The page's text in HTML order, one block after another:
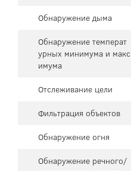
Обнаружение дыма
Обнаружение температ
урных минимума и макс
имума
Отслеживание цели
Фильтрация объектов
Обнаружение огня
Обнаружение речного/